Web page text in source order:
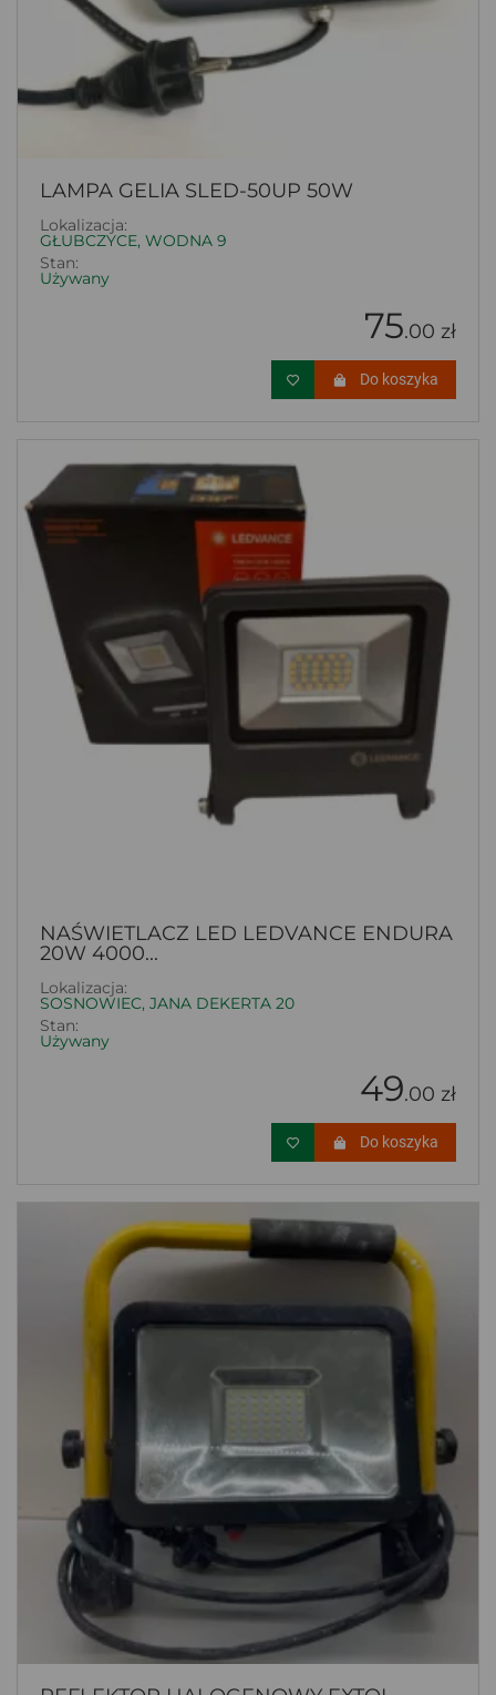
LAMPA GELIA SLED-50UP 50W
Lokalizacja:
GŁUBCZYCE, WODNA 9
Stan:
Używany
75.00 zł
Do koszyka
NAŚWIETLACZ LED LEDVANCE ENDURA
20W 4000...
Lokalizacja:
SOSNOWIEC, JANA DEKERTA 20
Stan:
Używany
49.00 zł
Do koszyka